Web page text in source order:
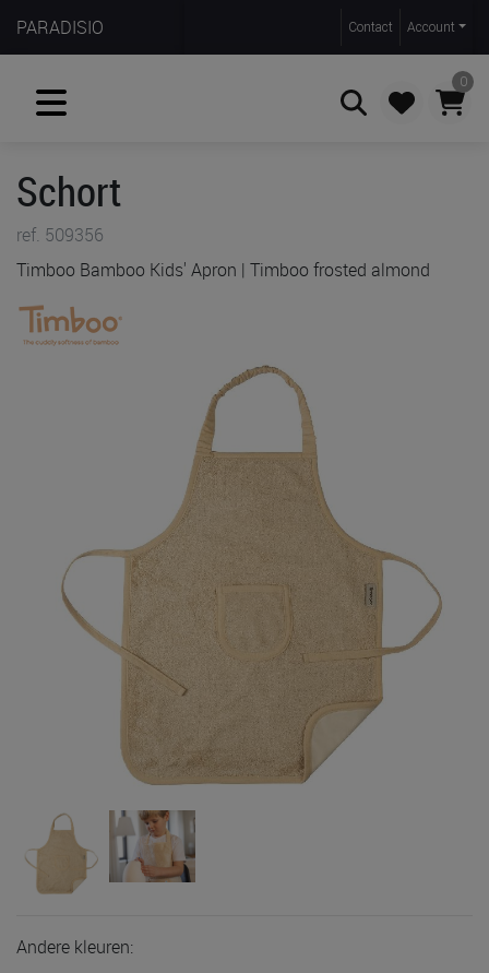
PARADISIO Contact Account
0
Schort
ref. 509356
Timboo Bamboo Kids' Apron | Timboo frosted almond
Andere kleuren: